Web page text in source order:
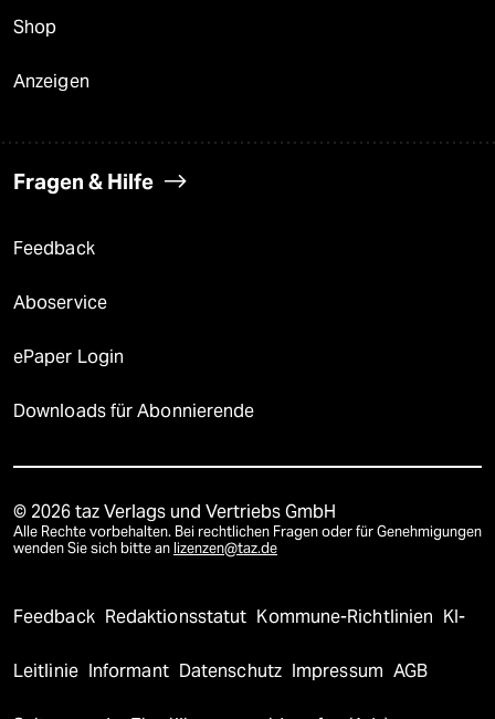
Shop
Anzeigen
Fragen & Hilfe
Feedback
Aboservice
ePaper Login
Downloads für Abonnierende
© 2026 taz Verlags und Vertriebs GmbH
Alle Rechte vorbehalten. Bei rechtlichen Fragen oder für Genehmigungen
wenden Sie sich bitte an lizenzen@taz.de
Feedback Redaktionsstatut Kommune-Richtlinien KI-
Leitlinie Informant Datenschutz Impressum AGB